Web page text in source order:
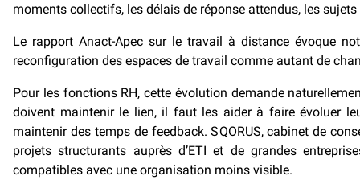
moments collectifs, les délais de réponse attendus, les
Le rapport Anact-Apec sur le travail à distance évoque
reconfiguration des espaces de travail comme autant de
Pour les fonctions RH, cette évolution demande
doivent maintenir le lien, il faut les aider à faire évoluer
maintenir des temps de feedback. SQORUS, cabinet de
projets structurants auprès d’ETI et de grandes
compatibles avec une organisation moins visible.